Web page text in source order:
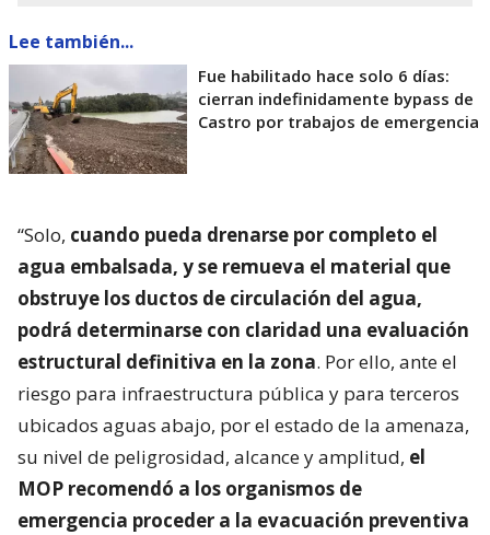
Lee también...
Fue habilitado hace solo 6 días:
cierran indefinidamente bypass de
Castro por trabajos de emergencia
“Solo, cuando pueda drenarse por completo el
agua embalsada, y se remueva el material que
obstruye los ductos de circulación del agua,
podrá determinarse con claridad una evaluación
estructural definitiva en la zona. Por ello, ante el
riesgo para infraestructura pública y para terceros
ubicados aguas abajo, por el estado de la amenaza,
su nivel de peligrosidad, alcance y amplitud, el
MOP recomendó a los organismos de
emergencia proceder a la evacuación preventiva